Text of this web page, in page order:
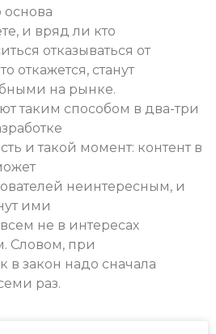
основа
и вряд ли кто
отказываться от
откажется, станут
на рынке.
таким способом в два-три
и такой момент: контент в
неинтересным, и
ими
не в интересах
Словом, при
в закон надо сначала
раз.